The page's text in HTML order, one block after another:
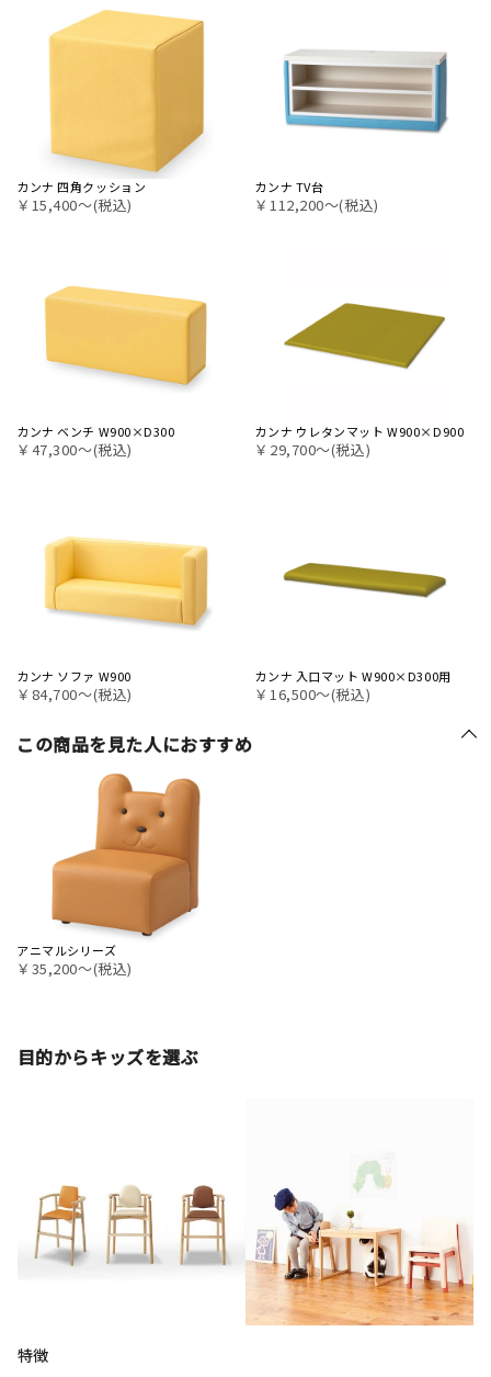
カンナ 四角クッション
￥15,400〜(税込)
カンナ TV台
￥112,200〜(税込)
カンナ ベンチ W900×D300
￥47,300〜(税込)
カンナ ウレタンマット W900×D900
￥29,700〜(税込)
カンナ ソファ W900
￥84,700〜(税込)
カンナ 入口マット W900×D300用
￥16,500〜(税込)
この商品を見た人におすすめ
アニマルシリーズ
￥35,200〜(税込)
目的からキッズを選ぶ
特徴